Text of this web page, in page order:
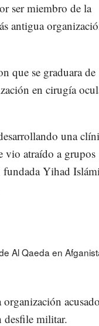
ser miembro de la
antigua
que se graduara de
en cirugía
una
vio atraído a grupos
fundada Yihad
Al Qaeda en
desfile militar.